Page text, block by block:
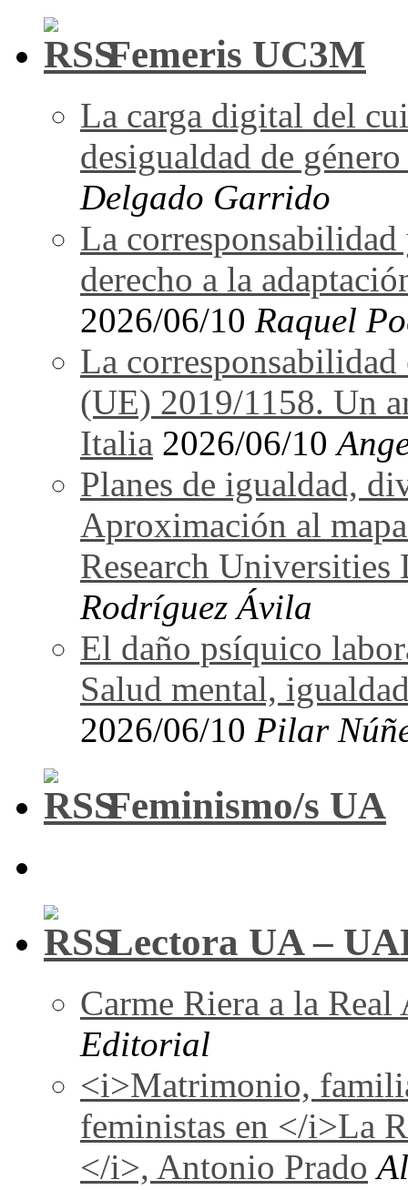
Femeris UC3M
La carga digital del
desigualdad de
Delgado Garrido
La
derecho a la
2026/06/10 Raquel
La
(UE) 2019/1158. Un
Italia 2026/06/10
Planes de igualdad,
Aproximación al
Research Universities
Rodríguez Ávila
El daño psíquico
Salud mental,
2026/06/10 Pilar
Feminismo/s UA
Lectora UA –
Carme Riera a la Real
Editorial
<i>Matrimonio,
feministas en </i>La
</i>, Antonio Prado